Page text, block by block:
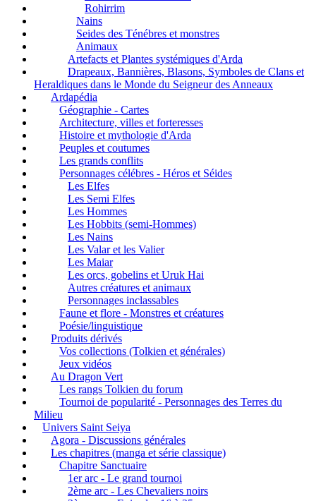
Rohirrim
Nains
Seides des Ténébres et monstres
Animaux
Artefacts et Plantes systémiques d'Arda
Drapeaux, Bannières, Blasons, Symboles de Clans et
Heraldiques dans le Monde du Seigneur des Anneaux
Ardapédia
Géographie - Cartes
Architecture, villes et forteresses
Histoire et mythologie d'Arda
Peuples et coutumes
Les grands conflits
Personnages célébres - Héros et Séides
Les Elfes
Les Semi Elfes
Les Hommes
Les Hobbits (semi-Hommes)
Les Nains
Les Valar et les Valier
Les Maiar
Les orcs, gobelins et Uruk Hai
Autres créatures et animaux
Personnages inclassables
Faune et flore - Monstres et créatures
Poésie/linguistique
Produits dérivés
Vos collections (Tolkien et générales)
Jeux vidéos
Au Dragon Vert
Les rangs Tolkien du forum
Tournoi de popularité - Personnages des Terres du
Milieu
Univers Saint Seiya
Agora - Discussions générales
Les chapitres (manga et série classique)
Chapitre Sanctuaire
1er arc - Le grand tournoi
2ème arc - Les Chevaliers noirs